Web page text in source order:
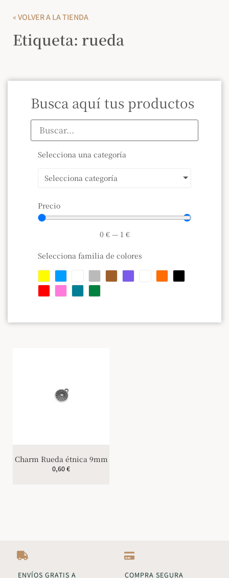
« VOLVER A LA TIENDA
Etiqueta: rueda
Busca aquí tus productos
Selecciona una categoría
Selecciona categoría
Precio
0 €— 1 €
Selecciona familia de colores
Charm Rueda étnica 9mm
0,60€
ENVÍOS GRATIS A COMPRA SEGURA